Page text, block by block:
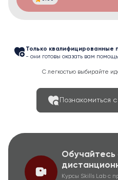
Только квалифицированные
- они готовы оказать вам
С легкостью выбирайте
Познакомиться
Курсы Skills Lab с